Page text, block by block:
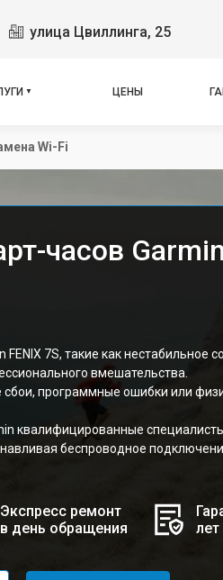
улица Цвиллинга, 25
ЦЕНЫ
Wi-Fi
часов
7S, такие как нестабильное
вмешательства.
программные ошибки или
квалифицированные
беспроводное
Экспресс ремонт
в день обращения
лет